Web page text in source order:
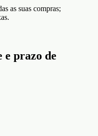
as suas compras;
e prazo de